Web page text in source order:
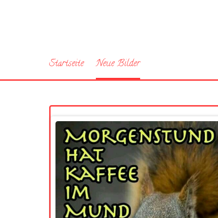
Startseite Neue Bilder